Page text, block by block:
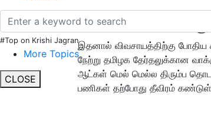
#Top on Krishi Jagran
More Topics
CLOSE
மீண்டும் பணிக்கு
இதனால் விவசாயத்திற்கு
நேற்று தமிழக தேர்தலுக்கான
ஆட்கள் மெல் மெல்ல திரும்ப
பணிகள் தற்போது தீவிரம்